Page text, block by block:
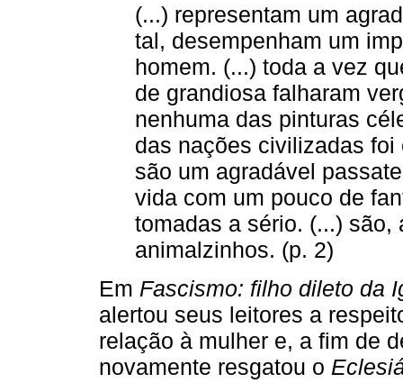
(...) representam um
tal, desempenham um
homem. (...) toda a vez
de grandiosa falharam
nenhuma das pinturas
das nações civilizadas foi
são um agradável
vida com um pouco de
tomadas a sério. (...)
animalzinhos. (p. 2)
Em Fascismo: filho dileto da
alertou seus leitores a
relação à mulher e, a fim de
novamente resgatou o